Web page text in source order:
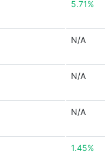
5.71%
N/A
N/A
N/A
1.45%